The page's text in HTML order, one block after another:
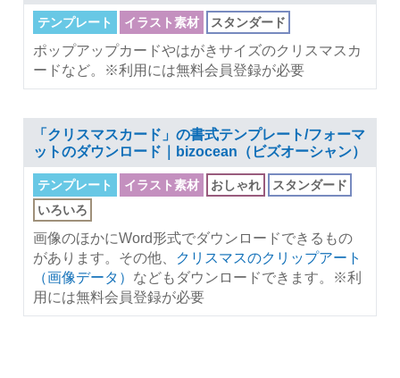
テンプレート イラスト素材 スタンダード
ポップアップカードやはがきサイズのクリスマスカ
ードなど。※利用には無料会員登録が必要
「クリスマスカード」の書式テンプレート/フォーマ
ットのダウンロード｜bizocean（ビズオーシャン）
テンプレート イラスト素材 おしゃれ
スタンダード
いろいろ
画像のほかにWord形式でダウンロードできるもの
があります。その他、 クリスマスのクリップアート
（画像データ） などもダウンロードできます。※利
用には無料会員登録が必要